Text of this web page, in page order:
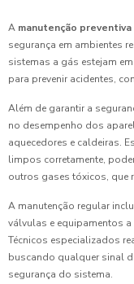
A manutenção preventiva
segurança em ambientes
sistemas a gás estejam
para prevenir acidentes,
Além de garantir a
no desempenho dos
aquecedores e caldeiras.
limpos corretamente,
outros gases tóxicos, que
A manutenção regular
válvulas e equipamentos
Técnicos especializados
buscando qualquer sinal
segurança do sistema.